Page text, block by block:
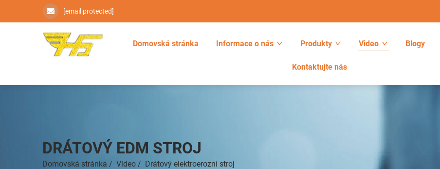
[email protected]
Domovská stránka Informace o nás Produkty Video Blogy
Kontaktujte nás
DRÁTOVÝ EDM STROJ
Domovská stránka / Video / Drátový elektroerozní stroj